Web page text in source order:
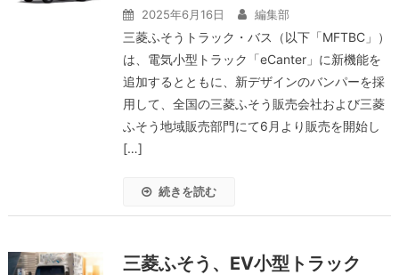
2025年6月16日 編集部
三菱ふそうトラック・バス（以下「MFTBC」）
は、電気小型トラック「eCanter」に新機能を
追加するとともに、新デザインのバンパーを採
用して、全国の三菱ふそう販売会社および三菱
ふそう地域販売部門にて6月より販売を開始し
[…]
続きを読む
三菱ふそう、EV小型トラック